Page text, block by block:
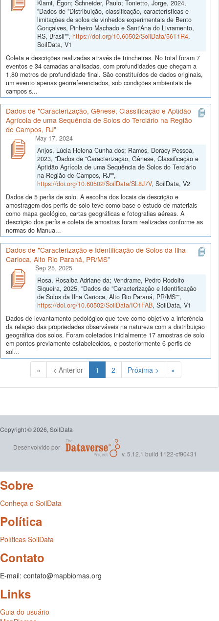
Klamt, Egon; Schneider, Paulo; Tonietto, Jorge, 2024,
"Dados de "Distribuição, classificação, características e
limitações de solos de vinhedos experimentais de Bento
Gonçalves, Pinheiro Machado e Sant'Ana do Livramento,
RS, Brasil"", https://doi.org/10.60502/SoilData/56T1R4,
SoilData, V1
Coleta e descrições realizadas através de trincheiras. No total foram 7
eventos e 34 camadas analisadas, com profundidades que chegam a
1,80 metros de profundidade final. São constituídos de dados originais,
um evento apenas georreferenciados, sob condições ambientais de
campos s...
Dados de "Caracterização, Gênese, Classificação e Aptidão
Agrícola de uma Sequência de Solos do Terciário na Região
de Campos, RJ"
May 17, 2024
Anjos, Lúcia Helena Cunha dos; Ramos, Doracy Pessoa,
2023, "Dados de "Caracterização, Gênese, Classificação e
Aptidão Agrícola de uma Sequência de Solos do Terciário
na Região de Campos, RJ"",
https://doi.org/10.60502/SoilData/SL8J7V, SoilData, V2
Dados de 5 perfis de solo. A escolha dos locais de descrição e
amostragem dos perfis de solo teve como base o estudo de materiais
como mapa geológico, cartas geográficas e fotografias aéreas. A
descrição dos perfis e coleta de amostras foram realizadas conforme as
normas do Manua...
Dados de "Caracterização e Identificação de Solos da Ilha
Carioca, Alto Rio Paraná, PR/MS"
Sep 25, 2025
Rosa, Rosalba Adriane da; Vendrame, Pedro Rodolfo
Siqueira, 2025, "Dados de "Caracterização e Identificação
de Solos da Ilha Carioca, Alto Rio Paraná, PR/MS"",
https://doi.org/10.60502/SoilData/IO1FAB, SoilData, V1
Dados de levantamento pedológico que teve como objetivo a inferência
da relação das propriedades observáveis na natureza com a distribuição
geográfica dos solos. Foram coletados inicialmente 17 amostras de solo
em pontos previamente estabelecidos, e posteriormente 6 perfis de
sol...
« < Anterior 1 (Atual)
2 Próxima > »
Copyright © 2026, SoilData
Desenvolvido por
v. 5.12.1 build 1122-cf90431
Sobre
Conheça o SoilData
Política
Políticas SoilData
Contato
E-mail: contato@mapbiomas.org
Links
Guia do usuário